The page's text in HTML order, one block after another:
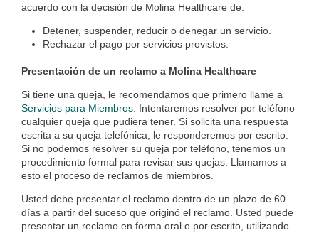
acuerdo con la decisión de Molina Healthcare de:
Detener, suspender, reducir o denegar un servicio.
Rechazar el pago por servicios provistos.
Presentación de un reclamo a Molina Healthcare
Si tiene una queja, le recomendamos que primero llame a
Servicios para Miembros . Intentaremos resolver por teléfono
cualquier queja que pudiera tener. Si solicita una respuesta
escrita a su queja telefónica, le responderemos por escrito.
Si no podemos resolver su queja por teléfono, tenemos un
procedimiento formal para revisar sus quejas. Llamamos a
esto el proceso de reclamos de miembros.
Usted debe presentar el reclamo dentro de un plazo de 60
días a partir del suceso que originó el reclamo. Usted puede
presentar un reclamo en forma oral o por escrito, utilizando